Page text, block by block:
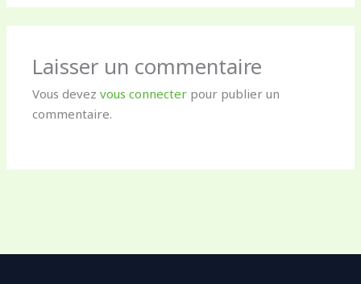
Laisser un commentaire
Vous devezvous connecter pour publier un
commentaire.